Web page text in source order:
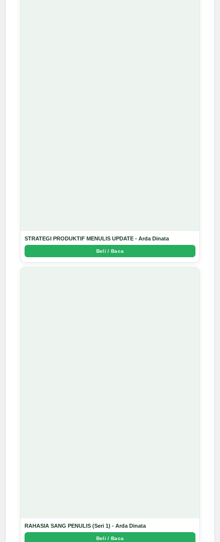
STRATEGI PRODUKTIF MENULIS UPDATE - Arda Dinata
Beli / Baca
RAHASIA SANG PENULIS (Seri 1) - Arda Dinata
Beli / Baca